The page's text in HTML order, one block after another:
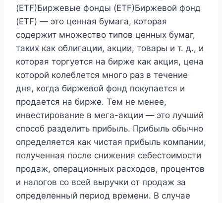
(ETF)Биржевые фонды (ETF)Биржевой фонд
(ETF) — это ценная бумага, которая
содержит множество типов ценных бумаг,
таких как облигации, акции, товары и т. д., и
которая торгуется на бирже как акция, цена
которой колеблется много раз в течение
дня, когда биржевой фонд покупается и
продается на бирже. Тем не менее,
инвестирование в мега-акции — это лучший
способ разделить прибыль. Прибыль обычно
определяется как чистая прибыль компании,
полученная после снижения себестоимости
продаж, операционных расходов, процентов
и налогов со всей выручки от продаж за
определенный период времени. В случае